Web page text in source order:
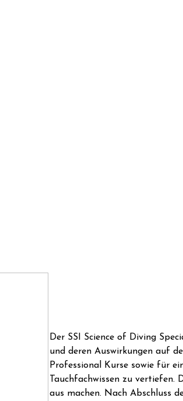
Der SSI Science of Diving
und deren Auswirkungen auf
Professional Kurse sowie für
Tauchfachwissen zu
aus machen. Nach Abschluss